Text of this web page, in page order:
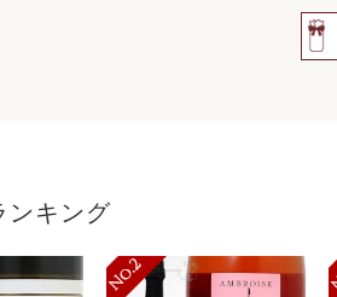
ンキング